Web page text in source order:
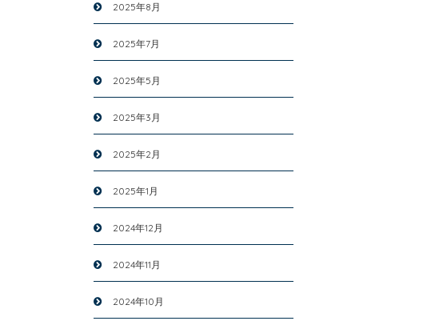
2025年8月
2025年7月
2025年5月
2025年3月
2025年2月
2025年1月
2024年12月
2024年11月
2024年10月